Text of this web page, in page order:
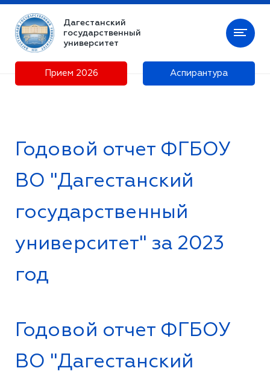
Дагестанский
государственный
университет
Прием 2026 Аспирантура
Годовой отчет ФГБОУ
ВО "Дагестанский
государственный
университет" за 2023
год
Годовой отчет ФГБОУ
ВО "Дагестанский